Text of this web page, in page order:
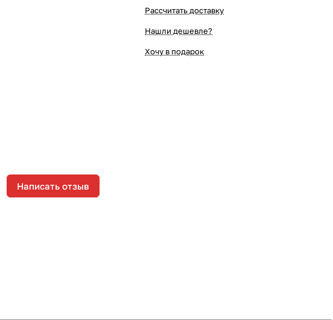
Рассчитать доставку
Нашли дешевле?
Хочу в подарок
Написать отзыв